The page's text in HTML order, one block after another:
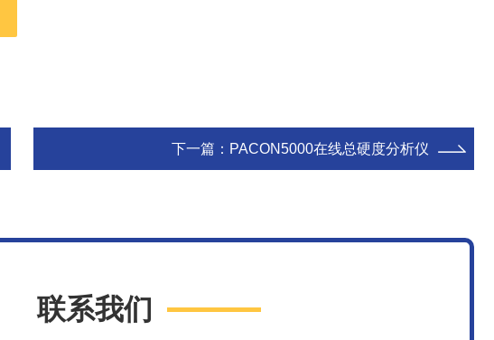
下一篇： PACON5000在线总硬度分析仪
联系我们